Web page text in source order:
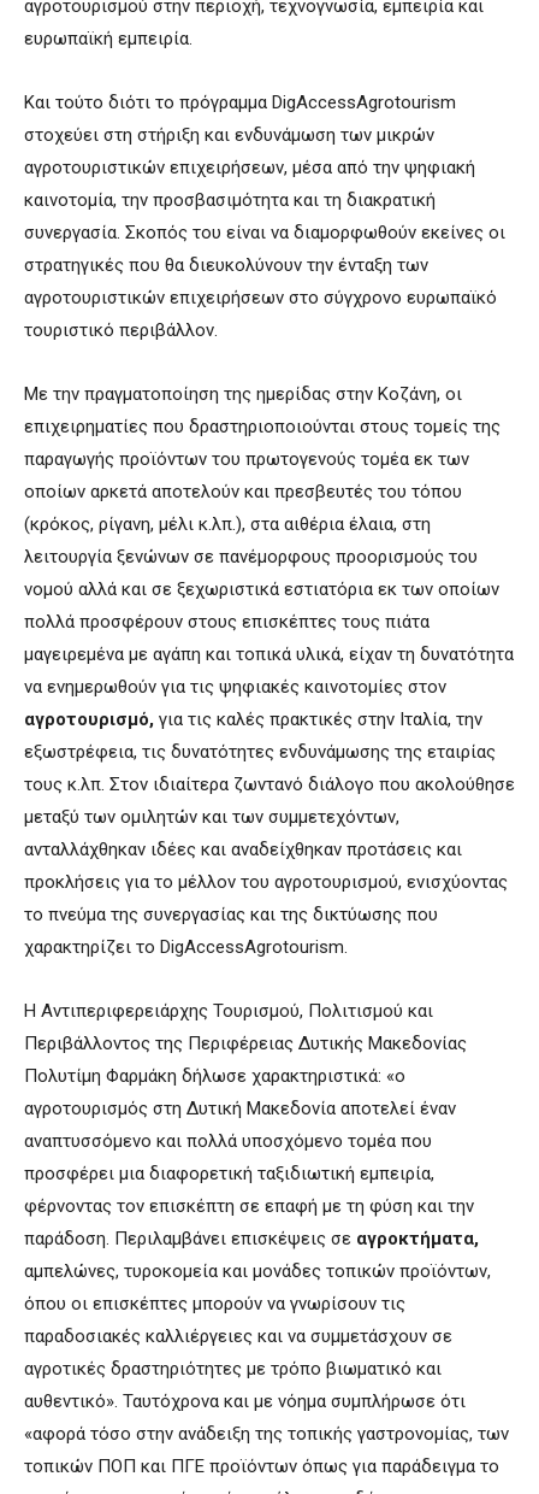
αγροτουρισμού στην περιοχή, τεχνογνωσία, εμπειρία και
ευρωπαϊκή εμπειρία.
Και τούτο διότι το πρόγραμμα DigAccessAgrotourism
στοχεύει στη στήριξη και ενδυνάμωση των μικρών
αγροτουριστικών επιχειρήσεων, μέσα από την ψηφιακή
καινοτομία, την προσβασιμότητα και τη διακρατική
συνεργασία. Σκοπός του είναι να διαμορφωθούν εκείνες οι
στρατηγικές που θα διευκολύνουν την ένταξη των
αγροτουριστικών επιχειρήσεων στο σύγχρονο ευρωπαϊκό
τουριστικό περιβάλλον.
Με την πραγματοποίηση της ημερίδας στην Κοζάνη, οι
επιχειρηματίες που δραστηριοποιούνται στους τομείς της
παραγωγής προϊόντων του πρωτογενούς τομέα εκ των
οποίων αρκετά αποτελούν και πρεσβευτές του τόπου
(κρόκος, ρίγανη, μέλι κ.λπ.), στα αιθέρια έλαια, στη
λειτουργία ξενώνων σε πανέμορφους προορισμούς του
νομού αλλά και σε ξεχωριστικά εστιατόρια εκ των οποίων
πολλά προσφέρουν στους επισκέπτες τους πιάτα
μαγειρεμένα με αγάπη και τοπικά υλικά, είχαν τη δυνατότητα
να ενημερωθούν για τις ψηφιακές καινοτομίες στον
αγροτουρισμό, για τις καλές πρακτικές στην Ιταλία, την
εξωστρέφεια, τις δυνατότητες ενδυνάμωσης της εταιρίας
τους κ.λπ. Στον ιδιαίτερα ζωντανό διάλογο που ακολούθησε
μεταξύ των ομιλητών και των συμμετεχόντων,
ανταλλάχθηκαν ιδέες και αναδείχθηκαν προτάσεις και
προκλήσεις για το μέλλον του αγροτουρισμού, ενισχύοντας
το πνεύμα της συνεργασίας και της δικτύωσης που
χαρακτηρίζει το DigAccessAgrotourism.
Η Αντιπεριφερειάρχης Τουρισμού, Πολιτισμού και
Περιβάλλοντος της Περιφέρειας Δυτικής Μακεδονίας
Πολυτίμη Φαρμάκη δήλωσε χαρακτηριστικά: «ο
αγροτουρισμός στη Δυτική Μακεδονία αποτελεί έναν
αναπτυσσόμενο και πολλά υποσχόμενο τομέα που
προσφέρει μια διαφορετική ταξιδιωτική εμπειρία,
φέρνοντας τον επισκέπτη σε επαφή με τη φύση και την
παράδοση. Περιλαμβάνει επισκέψεις σε αγροκτήματα,
αμπελώνες, τυροκομεία και μονάδες τοπικών προϊόντων,
όπου οι επισκέπτες μπορούν να γνωρίσουν τις
παραδοσιακές καλλιέργειες και να συμμετάσχουν σε
αγροτικές δραστηριότητες με τρόπο βιωματικό και
αυθεντικό». Ταυτόχρονα και με νόημα συμπλήρωσε ότι
«αφορά τόσο στην ανάδειξη της τοπικής γαστρονομίας, των
τοπικών ΠΟΠ και ΠΓΕ προϊόντων όπως για παράδειγμα το